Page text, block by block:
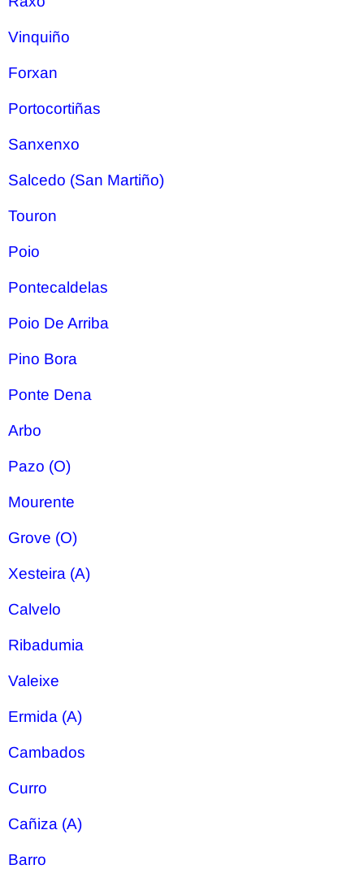
Vinquiño
Forxan
Portocortiñas
Sanxenxo
Salcedo (San Martiño)
Touron
Poio
Pontecaldelas
Poio De Arriba
Pino Bora
Ponte Dena
Arbo
Pazo (O)
Mourente
Grove (O)
Xesteira (A)
Calvelo
Ribadumia
Valeixe
Ermida (A)
Cambados
Curro
Cañiza (A)
Barro